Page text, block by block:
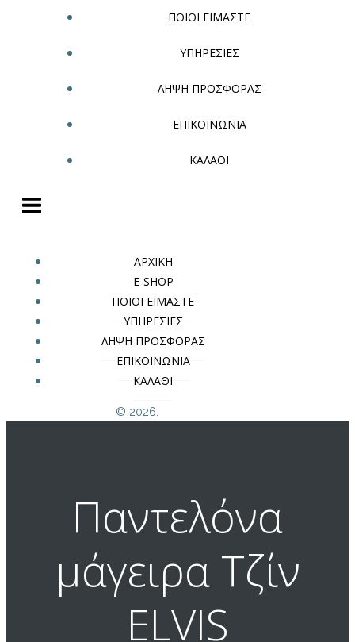
ΠΟΙΟΙ ΕΙΜΑΣΤΕ
ΥΠΗΡΕΣΙΕΣ
ΛΗΨΗ ΠΡΟΣΦΟΡΑΣ
ΕΠΙΚΟΙΝΩΝΙΑ
ΚΑΛΑΘΙ
ΑΡΧΙΚΗ
E-SHOP
ΠΟΙΟΙ ΕΙΜΑΣΤΕ
ΥΠΗΡΕΣΙΕΣ
ΛΗΨΗ ΠΡΟΣΦΟΡΑΣ
ΕΠΙΚΟΙΝΩΝΙΑ
ΚΑΛΑΘΙ
© 2026.
Παντελόνα
μάγειρα Τζίν
ELVIS